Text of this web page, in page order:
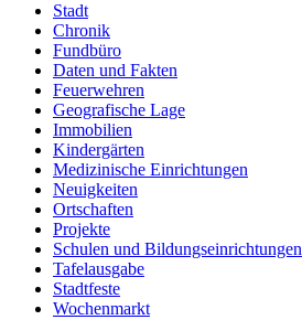
Stadt
Chronik
Fundbüro
Daten und Fakten
Feuerwehren
Geografische Lage
Immobilien
Kindergärten
Medizinische Einrichtungen
Neuigkeiten
Ortschaften
Projekte
Schulen und Bildungseinrichtungen
Tafelausgabe
Stadtfeste
Wochenmarkt